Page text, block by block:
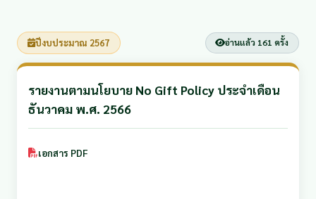
ปีงบประมาณ 2567 อ่านแล้ว 161 ครั้ง
รายงานตามนโยบาย No Gift Policy ประจำเดือน
ธันวาคม พ.ศ. 2566
เอกสาร PDF